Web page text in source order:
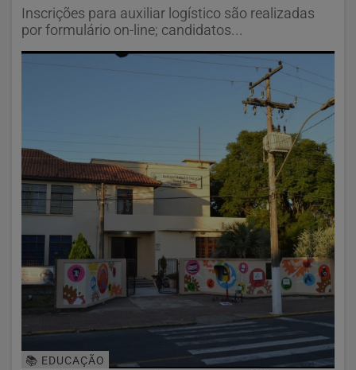
Inscrições para auxiliar logístico são realizadas
por formulário on-line; candidatos...
📚 EDUCAÇÃO